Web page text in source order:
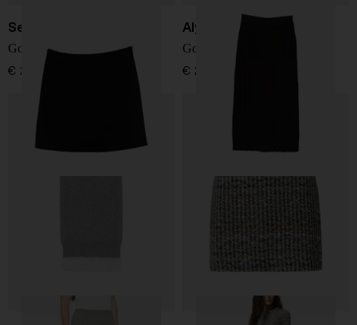
Semicouture
Gonna di lana di giugno
€ 250,00
Alysi
Gonna lunga in lana
€ 295,00